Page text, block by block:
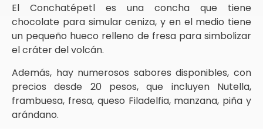
El Conchatépetl es una concha que tiene
chocolate para simular ceniza, y en el medio tiene
un pequeño hueco relleno de fresa para simbolizar
el cráter del volcán.
Además, hay numerosos sabores disponibles, con
precios desde 20 pesos, que incluyen Nutella,
frambuesa, fresa, queso Filadelfia, manzana, piña y
arándano.